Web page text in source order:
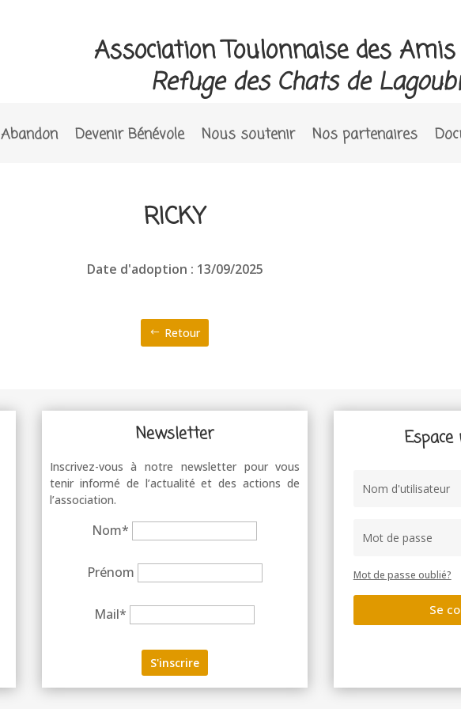
Association Toulonnaise des
Refuge des Chats de
Abandon Devenir Bénévole Nous soutenir Nos partenaires
RICKY
Date d'adoption : 13/09/2025
Retour
Newsletter
Inscrivez-vous à notre newsletter pour vous
tenir informé de l’actualité et des actions de
l’association.
Nom*
Prénom
Mail*
Mot de passe oublié?
Se